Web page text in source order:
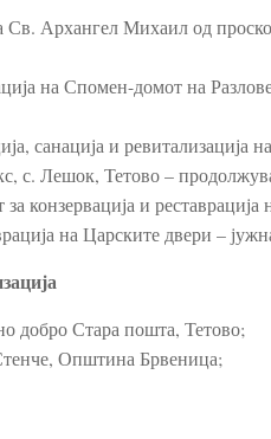
Св. Архангел Михаил од
на Спомен-домот на
санација и
с. Лешок, Тетово –
конзервација и
на Царските двери –
добро Стара пошта, Тетово;
Општина Брвеница;